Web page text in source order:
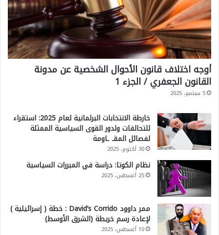
أوجه اختلاف قانون الأحوال الشخصية عن مدونة
القانون الجعفري / الجزء 1
5 سبتمبر، 2025
خارطة الانتخابات البرلمانية لعام 2025: استقراء
للتحالفات ولدور القوى السياسية الممثلة
لفصائل المقـ ـاومة
30 أكتوبر، 2025
نظام الكوتا: دراسة في المبررات السياسية
25 أغسطس، 2025
ممر داوود David’s Corrido : خطة ( إسرائيلية )
لإعادة رسم خريطة (الشرق الأوسط)
10 أغسطس، 2025